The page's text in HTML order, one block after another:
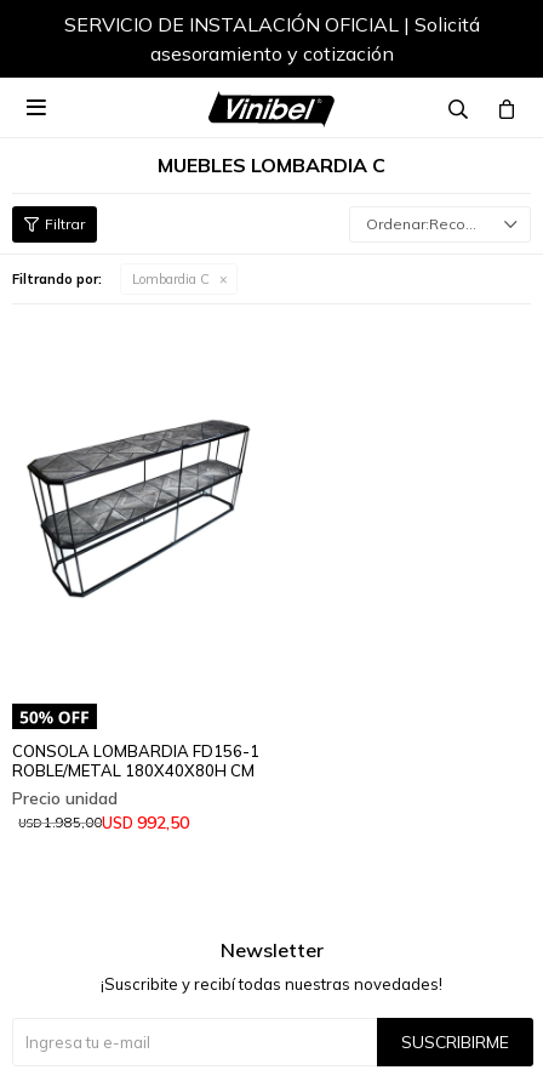
SERVICIO DE INSTALACIÓN OFICIAL | Solicitá
asesoramiento y cotización

MUEBLES LOMBARDIA C
Recomendados
Filtrando por: Lombardia C
CONSOLA LOMBARDIA FD156-1
ROBLE/METAL 180X40X80H CM
USD 992,50
USD1.985,00
Newsletter
¡Suscribite y recibí todas nuestras novedades!
SUSCRIBIRME